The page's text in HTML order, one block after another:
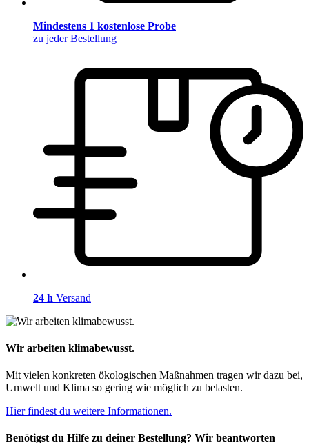
Mindestens 1 kostenlose Probe
zu jeder Bestellung
24 h Versand
Wir arbeiten klimabewusst.
Mit vielen konkreten ökologischen Maßnahmen tragen wir dazu bei,
Umwelt und Klima so gering wie möglich zu belasten.
Hier findest du weitere Informationen.
Benötigst du Hilfe zu deiner Bestellung? Wir beantworten